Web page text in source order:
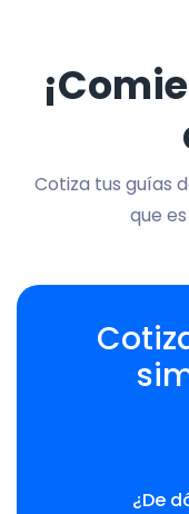
Cotiza tus guías
que
¿De